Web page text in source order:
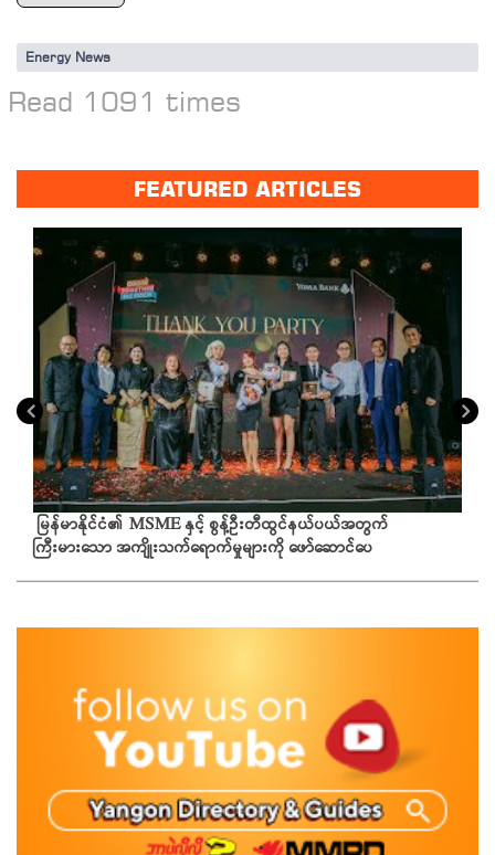
Energy News
Read 1091 times
FEATURED ARTICLES
မြန်မာနိုင်ငံ၏ MSME နှင့် စွန့်ဦးတီထွင်နယ်ပယ်အတွက်
ကြီးမားသော အကျိုးသက်ရောက်မှုများကို ဖော်ဆောင်ပေ